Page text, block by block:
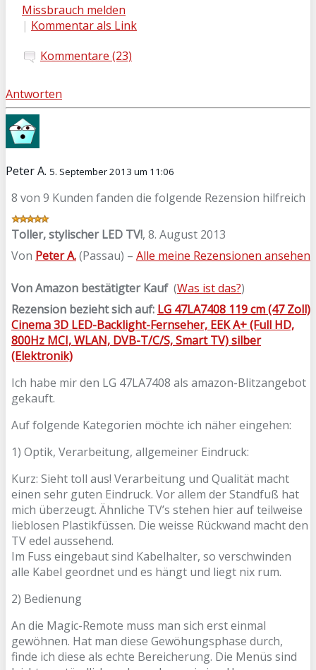
Missbrauch melden
| Kommentar als Link
Kommentare (23)
Antworten
Peter A. 5. September 2013 um 11:06
8 von 9 Kunden fanden die folgende Rezension hilfreich
Toller, stylischer LED TV!, 8. August 2013
Von Peter A.(Passau) – Alle meine Rezensionen ansehen
Von Amazon bestätigter Kauf (Was ist das?)
Rezension bezieht sich auf: LG 47LA7408 119 cm (47 Zoll)
Cinema 3D LED-Backlight-Fernseher, EEK A+ (Full HD,
800Hz MCI, WLAN, DVB-T/C/S, Smart TV) silber
(Elektronik)
Ich habe mir den LG 47LA7408 als amazon-Blitzangebot
gekauft.
Auf folgende Kategorien möchte ich näher eingehen:
1) Optik, Verarbeitung, allgemeiner Eindruck:
Kurz: Sieht toll aus! Verarbeitung und Qualität macht
einen sehr guten Eindruck. Vor allem der Standfuß hat
mich überzeugt. Ähnliche TV’s stehen hier auf teilweise
lieblosen Plastikfüssen. Die weisse Rückwand macht den
TV edel aussehend.
Im Fuss eingebaut sind Kabelhalter, so verschwinden
alle Kabel geordnet und es hängt und liegt nix rum.
2) Bedienung
An die Magic-Remote muss man sich erst einmal
gewöhnen. Hat man diese Gewöhungsphase durch,
finde ich diese als echte Bereicherung. Die Menüs sind